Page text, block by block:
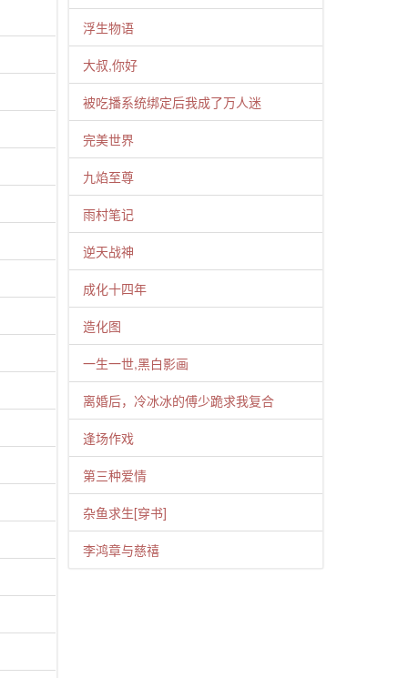
浮生物语
大叔,你好
被吃播系统绑定后我成了万人迷
完美世界
九焰至尊
雨村笔记
逆天战神
成化十四年
造化图
一生一世,黑白影画
离婚后，冷冰冰的傅少跪求我复合
逢场作戏
第三种爱情
杂鱼求生[穿书]
李鸿章与慈禧